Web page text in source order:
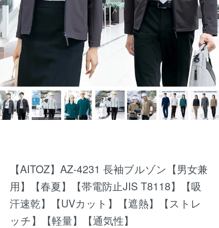
【AITOZ】AZ-4231 長袖ブルゾン【男女兼
用】【春夏】【帯電防止JIS T8118】【吸
汗速乾】【UVカット】【遮熱】【ストレ
ッチ】【軽量】【通気性】